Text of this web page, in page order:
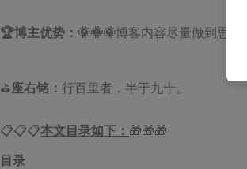
🏆博主优势： 🌞🌞🌞博客内容尽量做到思
⛳️座右铭： 行百里者，半于九十。
📋📋📋本文目录如下： 🎁🎁🎁
目录